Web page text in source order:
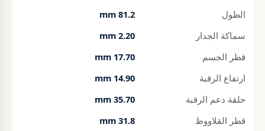
الطول
81.2 mm
سماكة الجدار
2.20 mm
قطر الجسم
17.70 mm
ارتفاع الرقبة
14.90 mm
حلقة دعم الرقبة
35.70 mm
قطر القلاووظ
31.8 mm